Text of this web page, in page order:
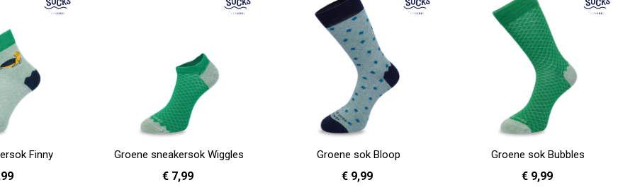
Finny Groene sneakersok Wiggles
€ 7,99
Groene sok Bloop
€ 9,99
Groene sok Bubbles
€ 9,99